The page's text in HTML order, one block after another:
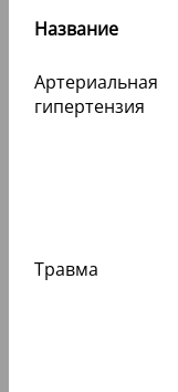
Название
Артериальная
гипертензия
Травма